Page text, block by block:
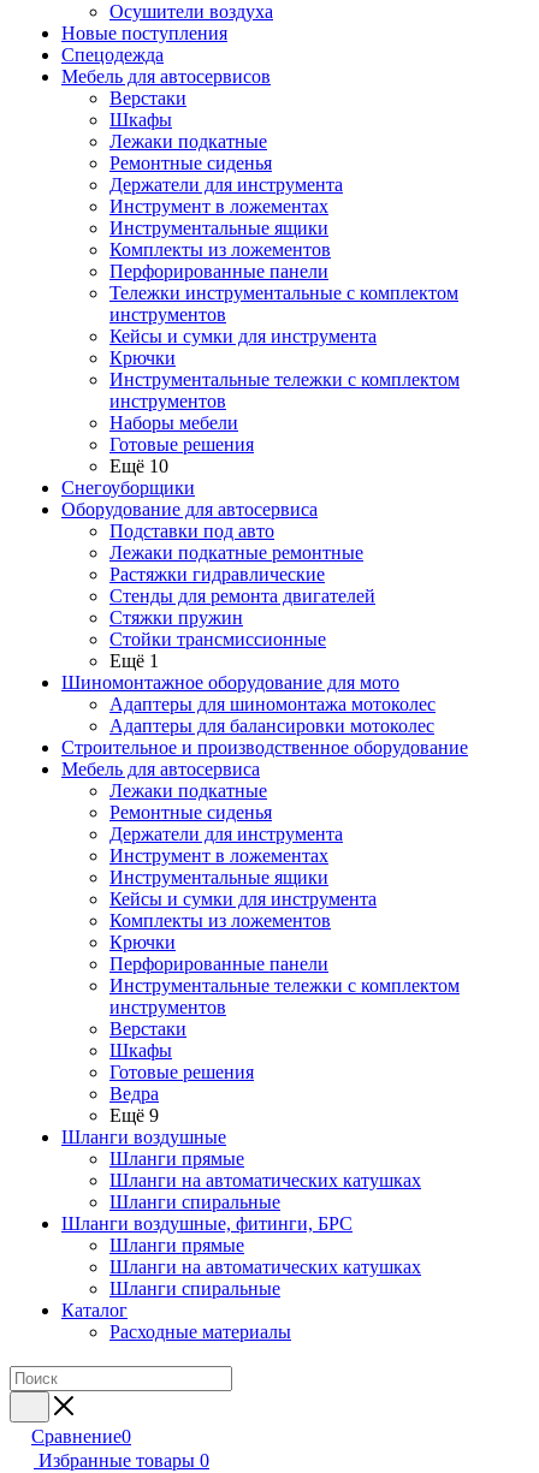
Осушители воздуха
Новые поступления
Спецодежда
Мебель для автосервисов
Верстаки
Шкафы
Лежаки подкатные
Ремонтные сиденья
Держатели для инструмента
Инструмент в ложементах
Инструментальные ящики
Комплекты из ложементов
Перфорированные панели
Тележки инструментальные с комплектом
инструментов
Кейсы и сумки для инструмента
Крючки
Инструментальные тележки с комплектом
инструментов
Наборы мебели
Готовые решения
Ещё 10
Снегоуборщики
Оборудование для автосервиса
Подставки под авто
Лежаки подкатные ремонтные
Растяжки гидравлические
Стенды для ремонта двигателей
Стяжки пружин
Стойки трансмиссионные
Ещё 1
Шиномонтажное оборудование для мото
Адаптеры для шиномонтажа мотоколес
Адаптеры для балансировки мотоколес
Строительное и производственное оборудование
Мебель для автосервиса
Лежаки подкатные
Ремонтные сиденья
Держатели для инструмента
Инструмент в ложементах
Инструментальные ящики
Кейсы и сумки для инструмента
Комплекты из ложементов
Крючки
Перфорированные панели
Инструментальные тележки с комплектом
инструментов
Верстаки
Шкафы
Готовые решения
Ведра
Ещё 9
Шланги воздушные
Шланги прямые
Шланги на автоматических катушках
Шланги спиральные
Шланги воздушные, фитинги, БРС
Шланги прямые
Шланги на автоматических катушках
Шланги спиральные
Каталог
Расходные материалы
Сравнение0
Избранные товары 0